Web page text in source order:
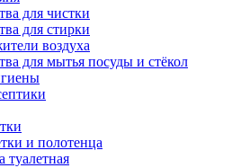
для чистки
для стирки
воздуха
для мытья посуды и стёкол
и полотенца
туалетная